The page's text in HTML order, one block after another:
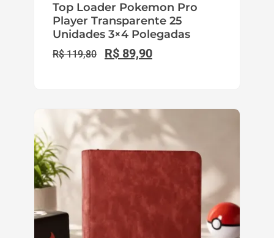
Top Loader Pokemon Pro
Player Transparente 25
Unidades 3×4 Polegadas
R$119,80 R$ 89,90